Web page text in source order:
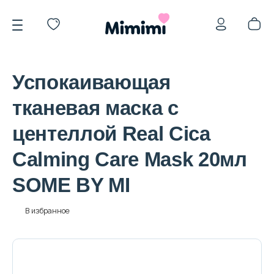
*OVERSTOCK -30%
Уход за лицом
Успокаивающая
тканевая маска с
центеллой Real Cica
Calming Care Mask 20мл
SOME BY MI
В избранное